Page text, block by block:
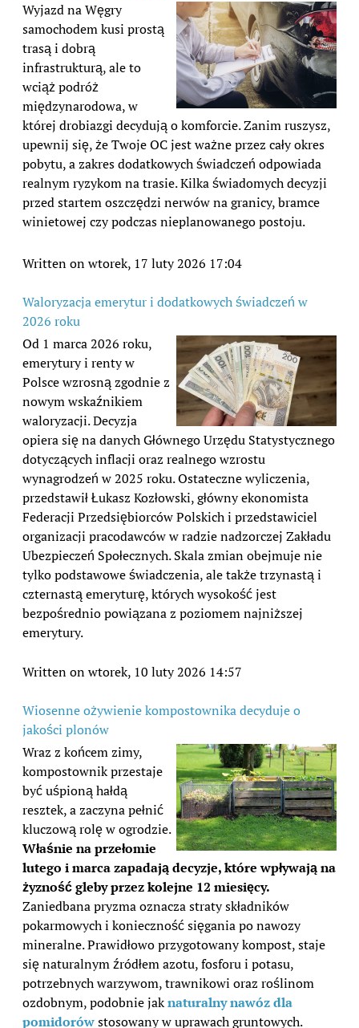
Wyjazd na Węgry
samochodem kusi prostą
trasą i dobrą
infrastrukturą, ale to
wciąż podróż
międzynarodowa, w
której drobiazgi decydują o komforcie. Zanim ruszysz,
upewnij się, że Twoje OC jest ważne przez cały okres
pobytu, a zakres dodatkowych świadczeń odpowiada
realnym ryzykom na trasie. Kilka świadomych decyzji
przed startem oszczędzi nerwów na granicy, bramce
winietowej czy podczas nieplanowanego postoju.
Written on wtorek, 17 luty 2026 17:04
Waloryzacja emerytur i dodatkowych świadczeń w
2026 roku
Od 1 marca 2026 roku,
emerytury i renty w
Polsce wzrosną zgodnie z
nowym wskaźnikiem
waloryzacji. Decyzja
opiera się na danych Głównego Urzędu Statystycznego
dotyczących inflacji oraz realnego wzrostu
wynagrodzeń w 2025 roku. Ostateczne wyliczenia,
przedstawił Łukasz Kozłowski, główny ekonomista
Federacji Przedsiębiorców Polskich i przedstawiciel
organizacji pracodawców w radzie nadzorczej Zakładu
Ubezpieczeń Społecznych. Skala zmian obejmuje nie
tylko podstawowe świadczenia, ale także trzynastą i
czternastą emeryturę, których wysokość jest
bezpośrednio powiązana z poziomem najniższej
emerytury.
Written on wtorek, 10 luty 2026 14:57
Wiosenne ożywienie kompostownika decyduje o
jakości plonów
Wraz z końcem zimy,
kompostownik przestaje
być uśpioną hałdą
resztek, a zaczyna pełnić
kluczową rolę w ogrodzie.
Właśnie na przełomie
lutego i marca zapadają decyzje, które wpływają na
żyzność gleby przez kolejne 12 miesięcy.
Zaniedbana pryzma oznacza straty składników
pokarmowych i konieczność sięgania po nawozy
mineralne. Prawidłowo przygotowany kompost, staje
się naturalnym źródłem azotu, fosforu i potasu,
potrzebnych warzywom, trawnikowi oraz roślinom
ozdobnym, podobnie jaknaturalny nawóz dla
pomidorówstosowany w uprawach gruntowych.